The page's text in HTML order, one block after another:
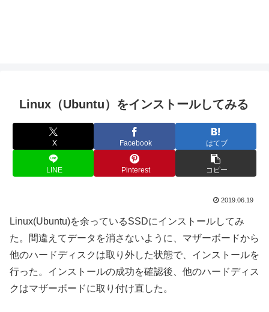
Linux（Ubuntu）をインストールしてみる
X Facebook はてブ
LINE Pinterest コピー
2019.06.19
Linux(Ubuntu)を余っているSSDにインストールしてみ
た。間違えてデータを消さないように、マザーボードから
他のハードディスクは取り外した状態で、インストールを
行った。インストールの成功を確認後、他のハードディス
クはマザーボードに取り付け直した。